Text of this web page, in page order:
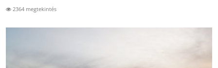
2364 megtekintés